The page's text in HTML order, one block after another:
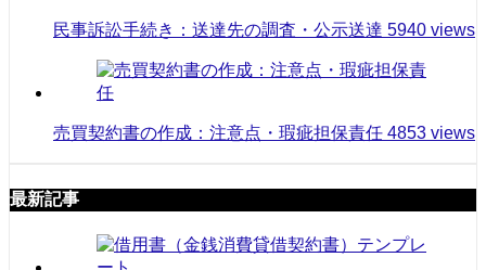
民事訴訟手続き：送達先の調査・公示送達 5940 views
売買契約書の作成：注意点・瑕疵担保責任 4853 views
最新記事